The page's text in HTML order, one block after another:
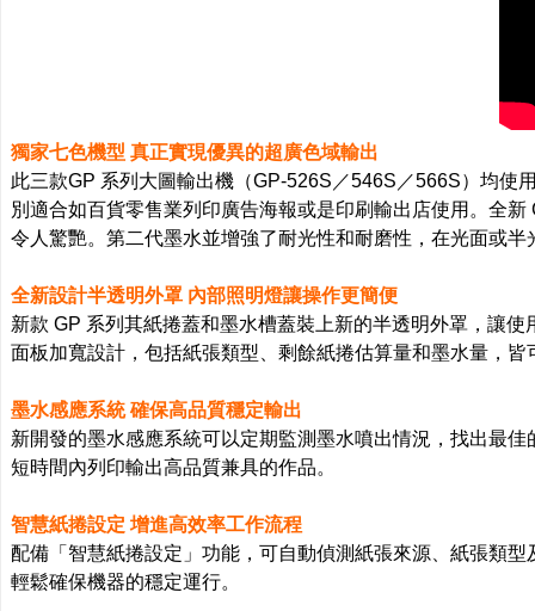
獨家七色機型 真正實現優異的超廣色域輸出
此三款GP 系列大圖輸出機（GP-526S／546S／566S）均使
別適合如百貨零售業列印廣告海報或是印刷輸出店使用。全
令人驚艷。第二代墨水並增強了耐光性和耐磨性，在光面或
全新設計半透明外罩 內部照明燈讓操作更簡便
新款 GP 系列其紙捲蓋和墨水槽蓋裝上新的半透明外罩，讓
面板加寬設計，包括紙張類型、剩餘紙捲估算量和墨水量，皆
墨水感應系統 確保高品質穩定輸出
新開發的墨水感應系統可以定期監測墨水噴出情況，找出最
短時間內列印輸出高品質兼具的作品。
智慧紙捲設定 增進高效率工作流程
配備「智慧紙捲設定」功能，可自動偵測紙張來源、紙張類
輕鬆確保機器的穩定運行。